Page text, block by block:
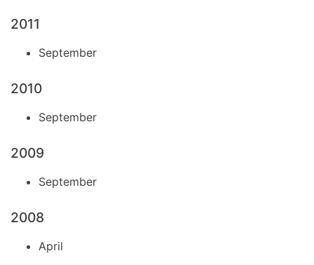
2011
September
2010
September
2009
September
2008
April